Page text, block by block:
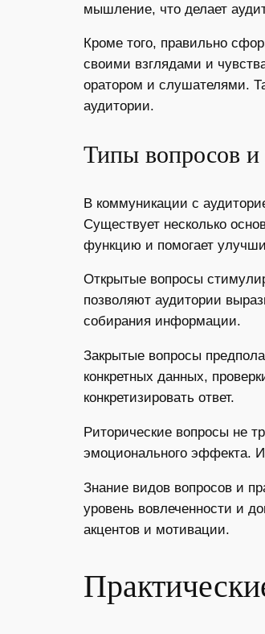
мышление, что делает
Кроме того, правильно
своими взглядами и
оратором и слушателями.
аудитории.
Типы вопросов и
В коммуникации с
Существует несколько
функцию и помогает
Открытые вопросы
позволяют аудитории
собирания информации.
Закрытые вопросы
конкретных данных,
конкретизировать ответ.
Риторические вопросы не
эмоционального эффекта.
Знание видов вопросов и
уровень вовлеченности и
акцентов и мотивации.